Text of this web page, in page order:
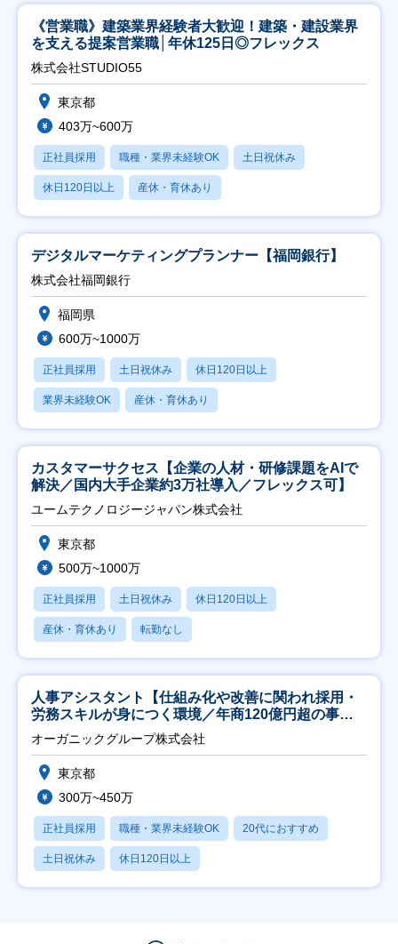
《営業職》建築業界経験者大歓迎！建築・建設業界
を支える提案営業職│年休125日◎フレックス
株式会社STUDIO55
東京都
403万~600万
正社員採用 職種・業界未経験OK 土日祝休み
休日120日以上 産休・育休あり
デジタルマーケティングプランナー【福岡銀行】
株式会社福岡銀行
福岡県
600万~1000万
正社員採用 土日祝休み 休日120日以上
業界未経験OK 産休・育休あり
カスタマーサクセス【企業の人材・研修課題をAIで
解決／国内大手企業約3万社導入／フレックス可】
ユームテクノロジージャパン株式会社
東京都
500万~1000万
正社員採用 土日祝休み 休日120日以上
産休・育休あり 転勤なし
人事アシスタント【仕組み化や改善に関われ採用・
労務スキルが身につく環境／年商120億円超の事業
会社】
オーガニックグループ株式会社
東京都
300万~450万
正社員採用 職種・業界未経験OK 20代におすすめ
土日祝休み 休日120日以上